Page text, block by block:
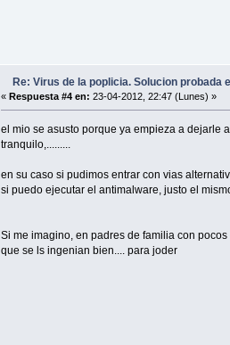
Re: Virus de la poplicia. Solucion probada
«Respuesta #4 en: 23-04-2012, 22:47 (Lunes) »
el mio se asusto porque ya empieza a dejarle
tranquilo,.........
en su caso si pudimos entrar con vias
si puedo ejecutar el antimalware, justo el
Si me imagino, en padres de familia con
que se ls ingenian bien.... para joder